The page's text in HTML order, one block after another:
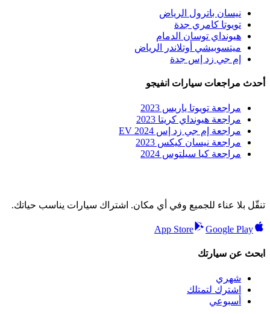
نيسان باترول الرياض
تويوتا كامري جدة
هيونداي توسان الدمام
ميتسوبيشي أوتلاندر الرياض
إم جي زد إس جدة
أحدث مراجعات سيارات انفيجو
مراجعة تويوتا ياريس 2023
مراجعة هيونداي كريتا 2023
مراجعة إم جي زد إس EV 2024
مراجعة نيسان كيكس 2023
مراجعة كيا سيلتوس 2024
تنقّل بلا عناء للجميع وفي أي مكان. اشتراك سيارات يناسب حياتك.
App Store Google Play
ابحث عن سيارتك
شهري
اشترك لتمتلك
أسبوعي